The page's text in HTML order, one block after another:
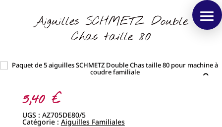
Aiguilles SCHMETZ Double
Chas taille 80
5,40 €
UGS : AZ705DE80/5
Catégorie : Aiguilles Familiales